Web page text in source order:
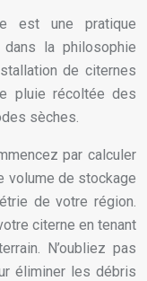
est une pratique
dans la philosophie
de citernes
pluie récoltée des
sèches.
par calculer
volume de stockage
de votre région.
citerne en tenant
N’oubliez pas
éliminer les débris